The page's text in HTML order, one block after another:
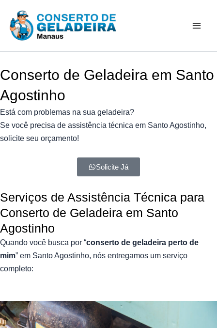
para
Conserto de Geladeira em Santo
Agostinho
Está com problemas na sua geladeira?
Se você precisa de assistência técnica em Santo Agostinho,
solicite seu orçamento!
Solicite Já
Serviços de Assistência Técnica para
Conserto de Geladeira em Santo
Agostinho
Quando você busca por “conserto de geladeira perto de
mim” em Santo Agostinho, nós entregamos um serviço
completo: